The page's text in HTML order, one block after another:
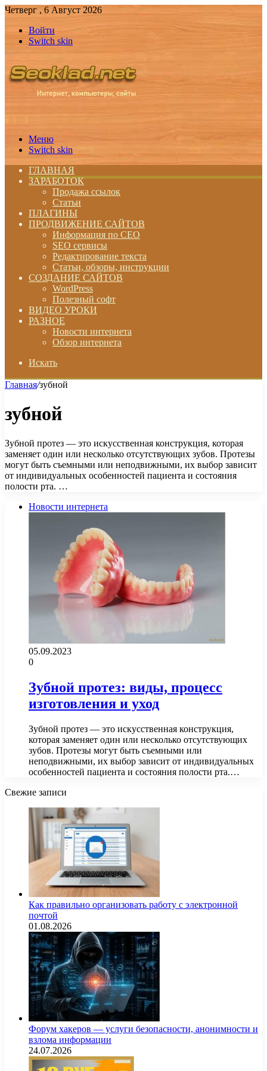
Четверг , 6 Август 2026
Войти
Switch skin
Меню
Switch skin
ГЛАВНАЯ
ЗАРАБОТОК
Продажа ссылок
Статьи
ПЛАГИНЫ
ПРОДВИЖЕНИЕ САЙТОВ
Информация по СЕО
SEO сервисы
Редактирование текста
Статьи, обзоры, инструкции
СОЗДАНИЕ САЙТОВ
WordPress
Полезный софт
ВИДЕО УРОКИ
РАЗНОЕ
Новости интернета
Обзор интернета
Искать
Главная/зубной
зубной
Зубной протез — это искусственная конструкция, которая
заменяет один или несколько отсутствующих зубов. Протезы
могут быть съемными или неподвижными, их выбор зависит
от индивидуальных особенностей пациента и состояния
полости рта. …
Новости интернета
05.09.2023
0
Зубной протез: виды, процесс
изготовления и уход
Зубной протез — это искусственная конструкция,
которая заменяет один или несколько отсутствующих
зубов. Протезы могут быть съемными или
неподвижными, их выбор зависит от индивидуальных
особенностей пациента и состояния полости рта.…
Свежие записи
Как правильно организовать работу с электронной
почтой
01.08.2026
Форум хакеров — услуги безопасности, анонимности и
взлома информации
24.07.2026